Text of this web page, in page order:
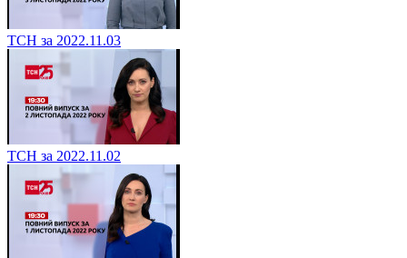
ТСН за 2022.11.03
ТСН за 2022.11.02